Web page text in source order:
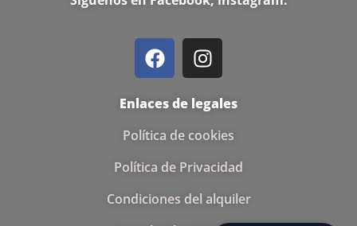
Enlaces de legales
Política de cookies
Política de Privacidad
Condiciones del alquiler